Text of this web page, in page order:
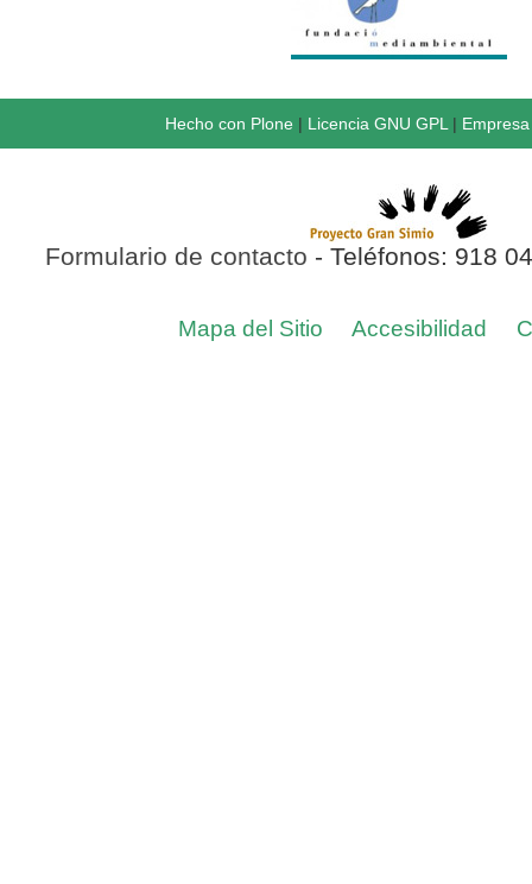
Hecho con Plone| Licencia GNU GPL |
Formulario de contacto - Teléfonos: 918
Mapa del Sitio Accesibilidad